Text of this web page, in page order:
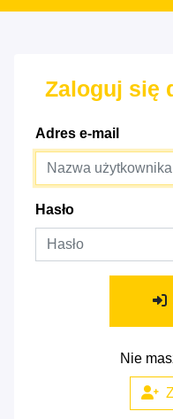
Zaloguj się
Adres e-mail
Hasło
Nie